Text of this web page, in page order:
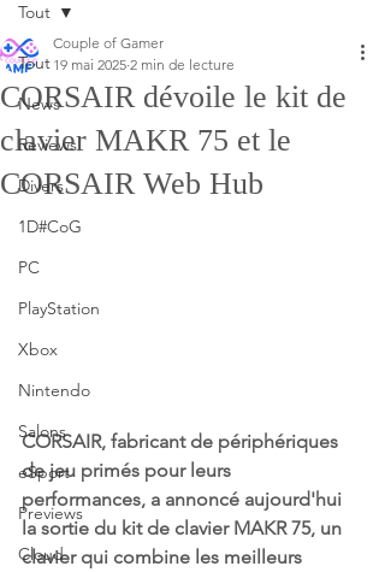
Tout
News
Reviews
Divers
1D#CoG
PC
PlayStation
Xbox
Nintendo
Salons
eSport
Previews
Cloud
Tout
CORSAIR dévoile le kit de
clavier MAKR 75 et le
CORSAIR Web Hub
Couple of Gamer
19 mai 2025 2 min de lecture
CORSAIR, fabricant de périphériques
de jeu primés pour leurs
performances, a annoncé aujourd'hui
la sortie du kit de clavier MAKR 75, un
clavier qui combine les meilleurs